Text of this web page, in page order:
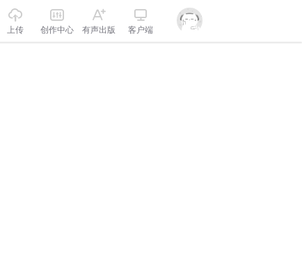
上传 创作中心 有声出版 客户端